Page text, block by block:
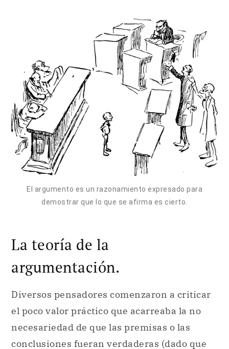
El argumento es un razonamiento expresado para
demostrar que lo que se afirma es cierto.
La teoría de la
argumentación.
Diversos pensadores comenzaron a criticar
el poco valor práctico que acarreaba la no
necesariedad de que las premisas o las
conclusiones fueran verdaderas (dado que